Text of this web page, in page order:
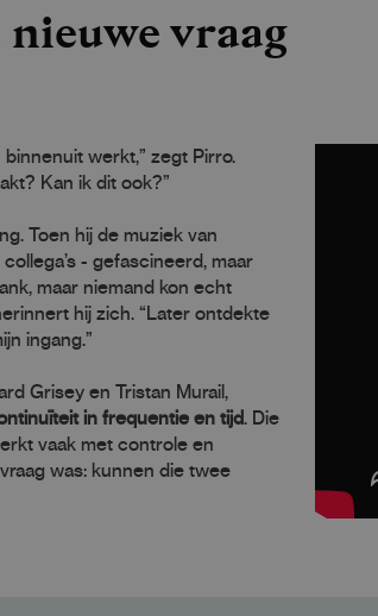
vraag
werkt,” zegt Pirro.
Kan ik dit ook?”
Toen hij de muziek van
- gefascineerd, maar
maar niemand kon echt
hij zich. “Later ontdekte
ingang.”
Grisey en Tristan Murail,
in frequentie en tijd. Die
vaak met controle en
was: kunnen die twee